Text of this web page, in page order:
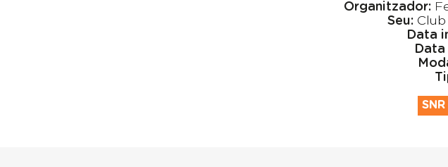
Organitzador:
Seu:
Data
Data
SNR